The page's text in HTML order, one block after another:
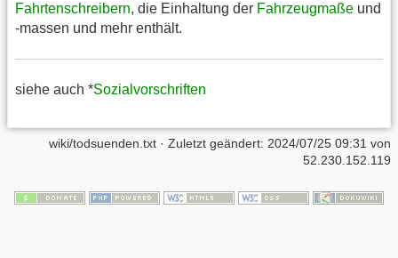
Fahrtenschreibern, die Einhaltung der Fahrzeugmaße und
-massen und mehr enthält.
siehe auch *Sozialvorschriften
wiki/todsuenden.txt · Zuletzt geändert: 2024/07/25 09:31 von
52.230.152.119